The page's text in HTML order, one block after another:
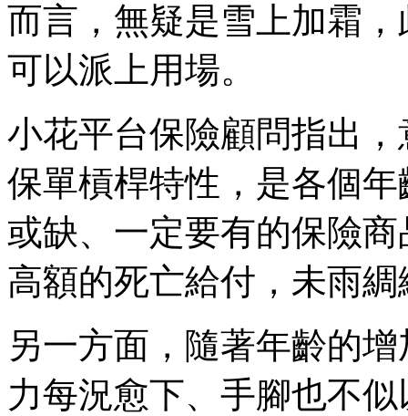
而言，無疑是雪上加霜
可以派上用場。
小花平台保險顧問指出
保單槓桿特性，是各個
或缺、一定要有的保險
高額的死亡給付，未雨
另一方面，隨著年齡的
力每況愈下、手腳也不